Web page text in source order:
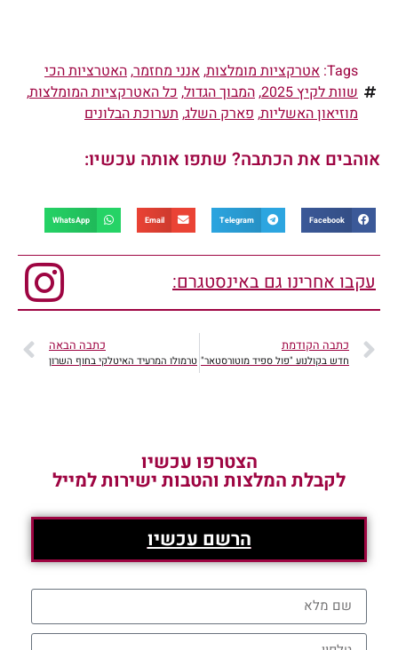
Tags: אטרקציות מומלצות,אנני מחזמר,האטרציות הכי
שוות לקיץ 2025
,המבוך הגדול,כל האטרקציות המומלצות,
מוזיאון האשליות,פארק השלג,תערוכת הבלונים
אוהבים את הכתבה? שתפו אותה עכשיו:
Facebook
Telegram
Email
WhatsApp
עקבו אחרינו גם באינסטגרם:
כתבה הקודמת
חדש בקולנוע "פול ספיד מוטורסטאר"
כתבה הבאה
טרמולו המרעיד האיטלקי בחוף השרון
הצטרפו עכשיו
לקבלת המלצות והטבות ישירות למייל
הרשם עכשיו